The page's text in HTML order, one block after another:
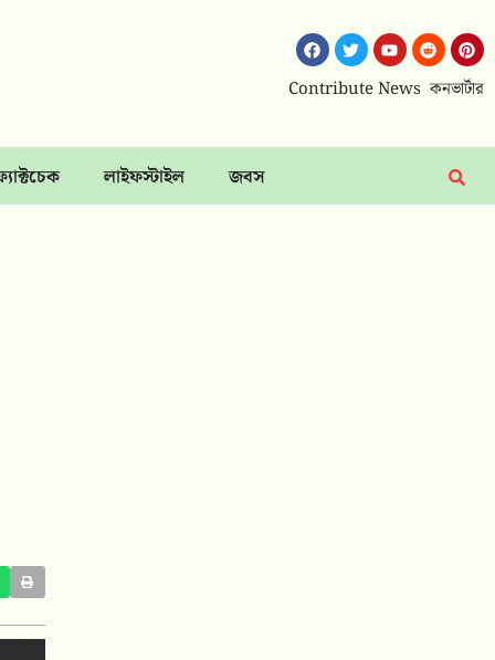
Contribute News কনভার্টার
লাইফস্টাইল জবস